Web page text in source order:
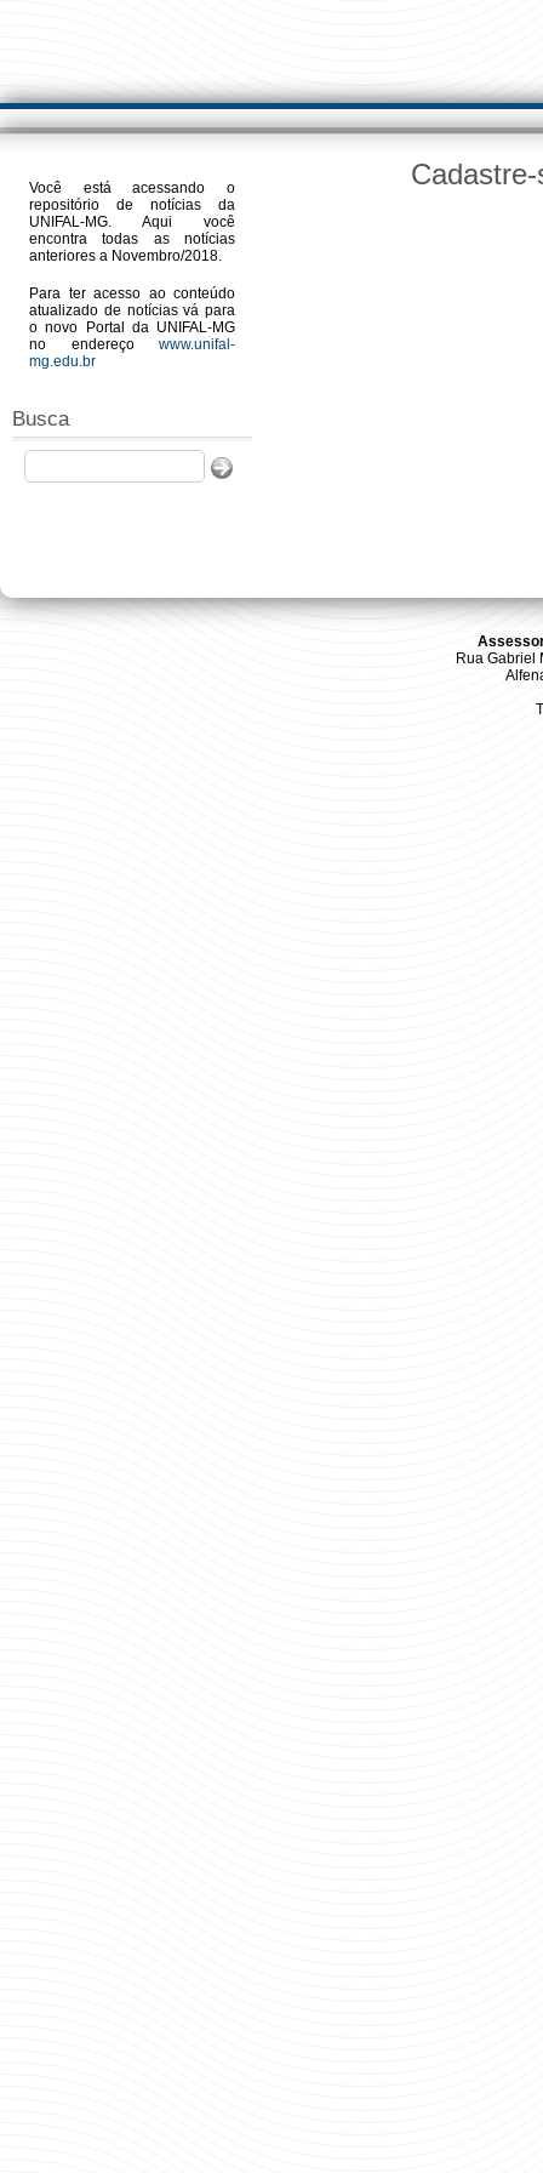
Você está acessando o
repositório de notícias da
UNIFAL-MG. Aqui você
encontra todas as notícias
anteriores a Novembro/2018.
Para ter acesso ao conteúdo
atualizado de notícias vá para
o novo Portal da UNIFAL-MG
no endereço www.unifal-
mg.edu.br
Busca
Buscar
Rua Gabriel